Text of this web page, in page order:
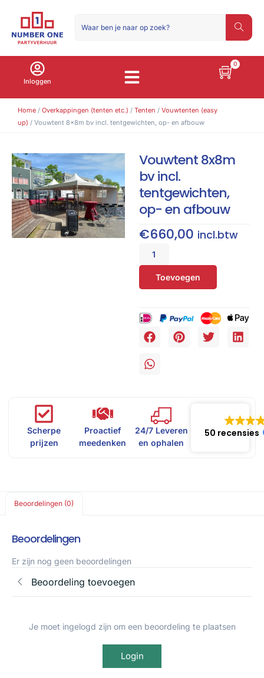
Inloggen
0
Home / Overkappingen (tenten etc.) / Tenten / Vouwtenten (easy
up) / Vouwtent 8x8m bv incl. tentgewichten, op- en afbouw
Vouwtent 8x8m
bv incl.
tentgewichten,
op- en afbouw
€660,00 incl.btw
Toevoegen
Scherpe
prijzen
Proactief
meedenken
24/7 Leveren
en ophalen
50 recensies
Beoordelingen (0)
Beoordelingen
Er zijn nog geen beoordelingen
Beoordeling toevoegen
Je moet ingelogd zijn om een beoordeling te plaatsen
Login